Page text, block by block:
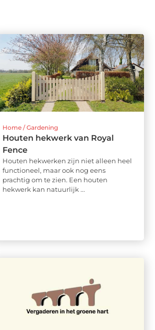
Home / Gardening
Houten hekwerk van Royal
Fence
Houten hekwerken zijn niet alleen heel
functioneel, maar ook nog eens
prachtig om te zien. Een houten
hekwerk kan natuurlijk ...